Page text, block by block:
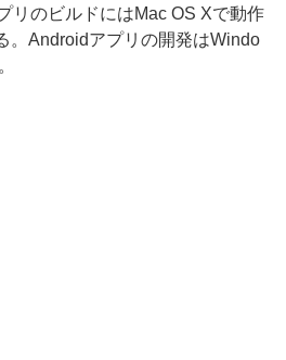
リのビルドにはMac OS Xで動作
。Androidアプリの開発はWindo